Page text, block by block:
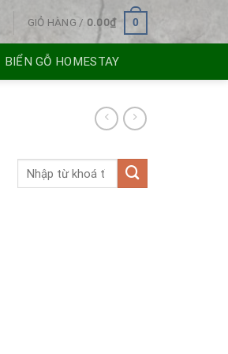
GIỎ HÀNG / 0.00₫ 0
BIỂN GỖ HOMESTAY